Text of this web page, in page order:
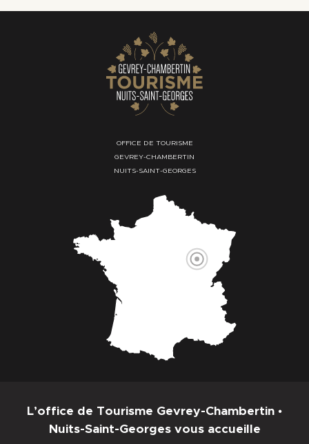
OFFICE DE TOURISME
GEVREY-CHAMBERTIN
NUITS-SAINT-GEORGES
L’office de Tourisme Gevrey-Chambertin •
Nuits-Saint-Georges vous accueille